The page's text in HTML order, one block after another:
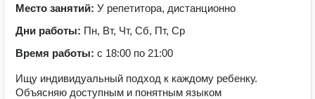
Место занятий: У репетитора, дистанционно
Дни работы: Пн, Вт, Чт, Сб, Пт, Ср
Время работы: с 18:00 по 21:00
Ищу индивидуальный подход к каждому ребенку.
Объясняю доступным и понятным языком